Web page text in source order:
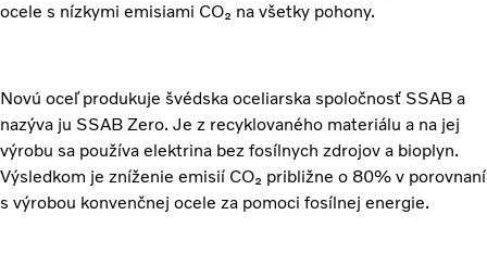
ocele s nízkymi emisiami CO₂ na všetky pohony.
Novú oceľ produkuje švédska oceliarska spoločnosť SSAB a
nazýva ju SSAB Zero. Je z recyklovaného materiálu a na jej
výrobu sa používa elektrina bez fosílnych zdrojov a bioplyn.
Výsledkom je zníženie emisií CO₂ približne o 80% v porovnaní
s výrobou konvenčnej ocele za pomoci fosílnej energie.